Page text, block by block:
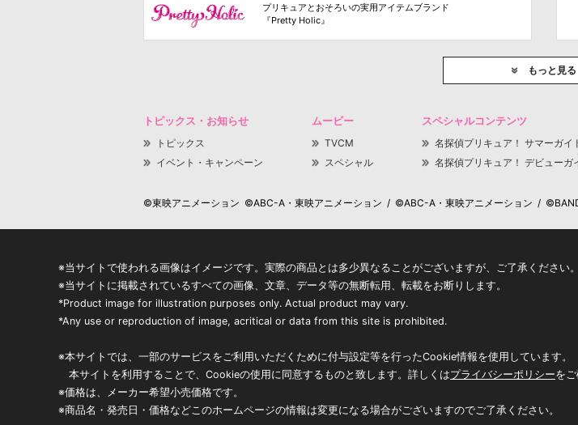
プリキュアとおそろいの実用アイテムブランド
『Pretty Holic』
もっと見る
トピックス・お知らせ
トピックス
イベント・キャンペーン
ムービー
TVCM
スペシャル
スペシャルコンテンツ
名探偵プリキュア！ サマーガイ
名探偵プリキュア！ デビューガ
©東映アニメーション ©ABC-A・東映アニメーション / ©ABC-A・東映アニメーション /
※当サイトで使われる画像はイメージです。実際の商品とは多少異なることがございますが、ご了承ください。
※当サイトに掲載されているすべての画像、文章、データ等の無断転用、転載をお断りします。
*Product image for illustration purposes only. Actual product may vary.
*Any use or reproduction of image, acritical or data from this site is prohibited.
※本サイトでは、一部のサービスをご利用いただくために付与設定等を行ったCookie情報を使用しています。
本サイトを利用することで、Cookieの使用に同意するものと致します。詳しくはプライバシーポリシーをご
※価格は、メーカー希望小売価格です。
※商品名・発売日・価格などこのホームページの情報は変更になる場合がございますのでご了承ください。